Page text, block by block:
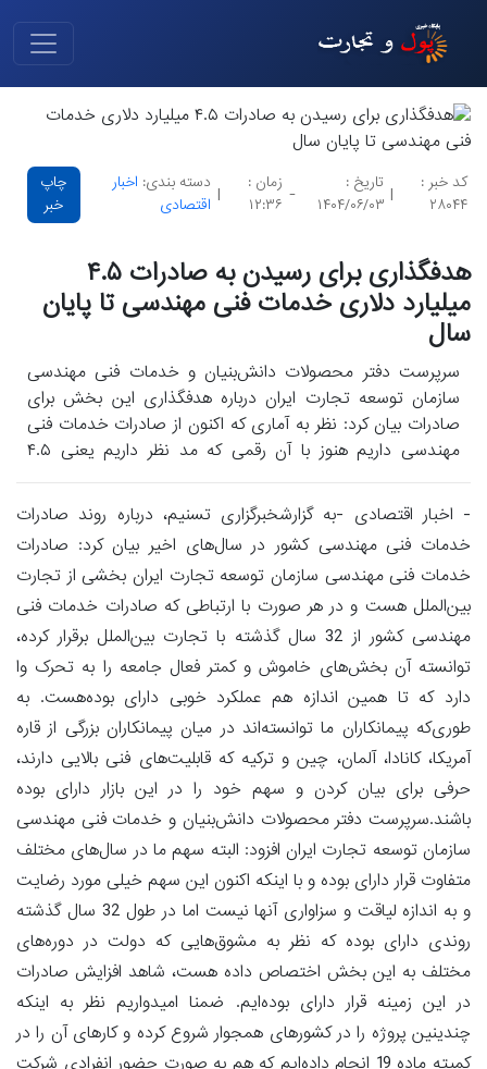
کد خبر :
۲۸۰۴۴
|
تاریخ :
۱۴۰۴/۰۶/۰۳
-
زمان :
۱۲:۳۶
|
دسته بندی: اخبار
اقتصادی
چاپ
خبر
هدفگذاری برای رسیدن به صادرات ۴.۵
میلیارد دلاری خدمات فنی مهندسی تا پایان
سال
سرپرست دفتر محصولات دانش‌بنیان و خدمات فنی مهندسی
سازمان توسعه تجارت ایران درباره هدفگذاری این بخش برای
صادرات بیان کرد: نظر به آماری که اکنون از صادرات خدمات فنی
مهندسی داریم هنوز با آن رقمی که مد نظر داریم یعنی ۴.۵
- اخبار اقتصادی -به گزارشخبرگزاری تسنیم، درباره روند صادرات
خدمات فنی مهندسی کشور در سال‌های اخیر بیان کرد: صادرات
خدمات فنی مهندسی سازمان توسعه تجارت ایران بخشی از تجارت
بین‌الملل هست و در هر صورت با ارتباطی که صادرات خدمات فنی
مهندسی کشور از 32 سال گذشته با تجارت بین‌الملل برقرار کرده،
توانسته‌ آن بخش‌های خاموش و کمتر فعال جامعه را به تحرک وا
دارد که تا همین اندازه هم عملکرد خوبی دارای بوده‌هست. به
طوری‌که پیمانکاران ما توانسته‌اند در میان پیمانکاران بزرگی از قاره
آمریکا، کانادا، آلمان، چین و ترکیه که قابلیت‌های فنی بالایی دارند،
حرفی برای بیان کردن و سهم خود را در این بازار دارای بوده
باشند.سرپرست دفتر محصولات دانش‌بنیان و خدمات فنی مهندسی
سازمان توسعه تجارت ایران افزود: البته سهم ما در سال‌های مختلف
متفاوت قرار دارای بوده و با اینکه اکنون این سهم خیلی مورد رضایت
و به اندازه لیاقت و سزاواری آنها نیست اما در طول 32 سال گذشته
روندی دارای بوده که نظر به مشوق‌هایی که دولت در دوره‌های
مختلف به این بخش اختصاص داده هست، شاهد افزایش صادرات
در این زمینه قرار دارای بوده‌ایم. ضمنا امیدواریم نظر به اینکه
چندینین پروژه را در کشورهای همجوار شروع کرده و کارهای آن را در